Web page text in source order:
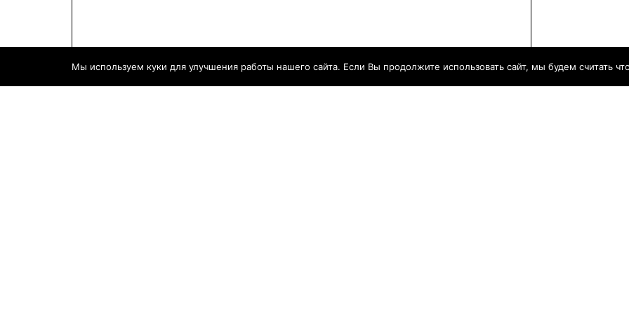
Мы используем куки для улучшения работы нашего сайта. Если Вы продолжите использовать сайт, мы будем считать